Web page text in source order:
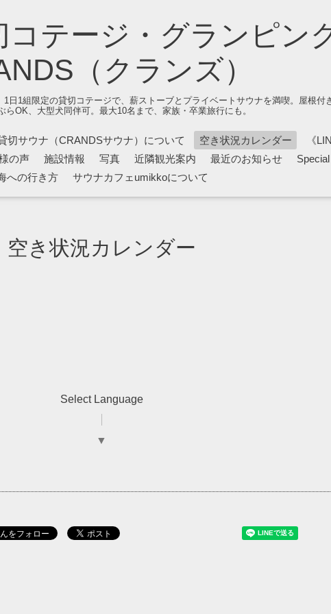
コテージ・グランピン
（クランズ）
日1組限定の貸切コテージで、薪ストーブとプライベートサウナを満喫。屋根付
らOK、大型犬同伴可。最大10名まで、家族・卒業旅行にも。
切サウナ（CRANDSサウナ）について 空き状況カレンダー
《
の声 施設情報 写真 近隣観光案内 最近のお知らせ
への行き方
サウナカフェumikkoについて
空き状況カレンダー
Select Language
▼